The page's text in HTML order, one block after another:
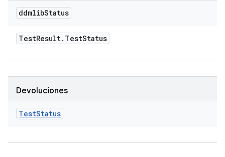
ddmlibStatus
TestResult. TestStatus
Devoluciones
TestStatus